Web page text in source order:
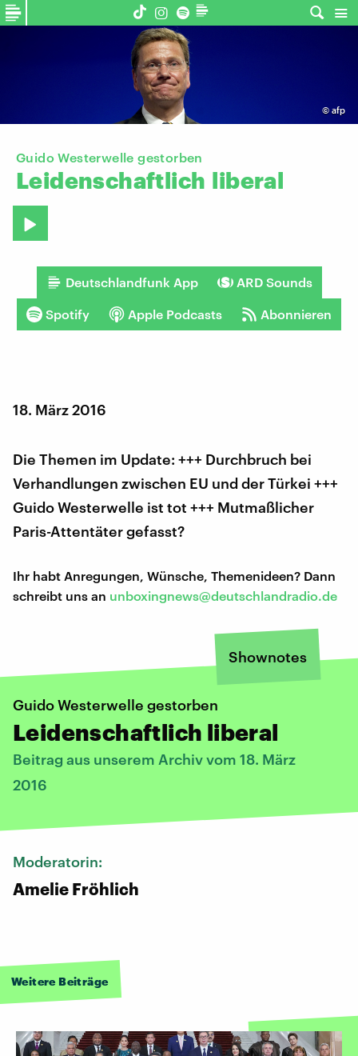
© afp
Guido Westerwelle gestorben
Leidenschaftlich liberal
Deutschlandfunk App ARD Sounds
Spotify Apple Podcasts Abonnieren
18. März 2016
Die Themen im Update: +++ Durchbruch bei
Verhandlungen zwischen EU und der Türkei +++
Guido Westerwelle ist tot +++ Mutmaßlicher
Paris-Attentäter gefasst?
Ihr habt Anregungen, Wünsche, Themenideen? Dann
schreibt uns an unboxingnews@deutschlandradio.de
Shownotes
Guido Westerwelle gestorben
Leidenschaftlich liberal
Beitrag aus unserem Archiv vom 18. März
2016
Moderatorin:
Amelie Fröhlich
Weitere Beiträge